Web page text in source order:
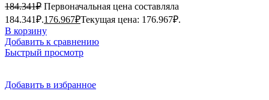
184.341₽ Первоначальная цена составляла
184.341₽.176.967₽Текущая цена: 176.967₽.
В корзину
Добавить к сравнению
Быстрый просмотр
Добавить в избранное